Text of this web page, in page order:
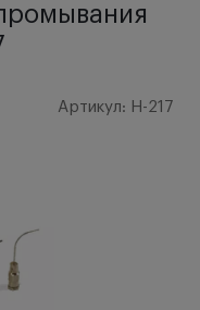
Артикул: Н-217